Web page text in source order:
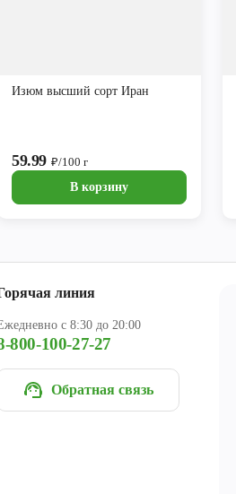
Изюм высший сорт Иран
59.99 ₽/100 г
В корзину
линия
с 8:30 до 20:00
800-100-27-27
Обратная связь